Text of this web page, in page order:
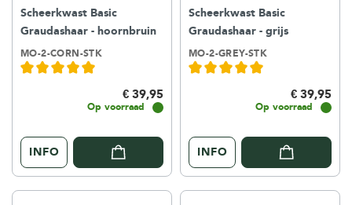
Scheerkwast Basic
Graudashaar - hoornbruin
MO-2-CORN-STK
€ 39,95
Op voorraad
INFO
Scheerkwast Basic
Graudashaar - grijs
MO-2-GREY-STK
€ 39,95
Op voorraad
INFO